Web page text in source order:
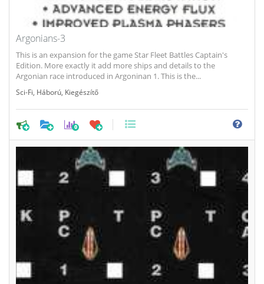
Argonians-3
This is an expansion for the game Star Fleet Battles Captain's
Edition. More exactly it add more ships and details to the
Argonian race introduced in Argoninan 1. This is the...
Sci-Fi Háború Kiegészítő
0